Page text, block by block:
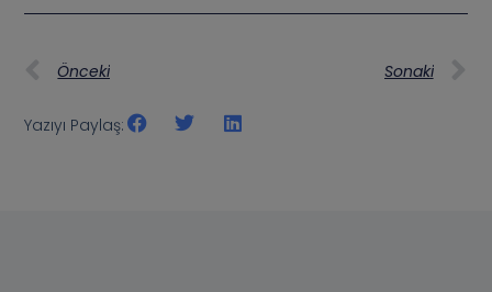
Önceki Sonaki
Yazıyı Paylaş: